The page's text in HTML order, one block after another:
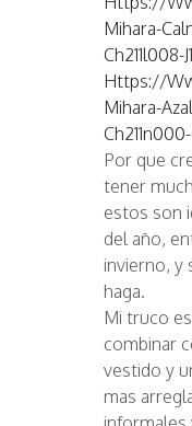
Mihara-
Ch211l008-
Https://
Mihara-
Por que
tener
estos son
del año,
invierno, y
haga.
Mi truco
combinar
vestido y
mas